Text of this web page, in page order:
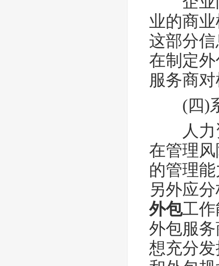
业的商
这部分
在制定
服务商
(四)
人力资
在管理
的管理
另外应
外包工
外包服
想充分